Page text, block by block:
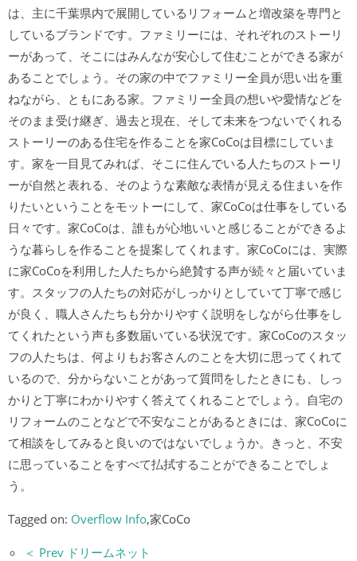
は、主に千葉県内で展開しているリフォームと増改築を専門と
しているブランドです。ファミリーには、それぞれのストーリ
ーがあって、そこにはみんなが安心して住むことができる家が
あることでしょう。その家の中でファミリー全員が思い出を重
ねながら、ともにある家。ファミリー全員の想いや愛情などを
そのまま受け継ぎ、過去と現在、そして未来をつないでくれる
ストーリーのある住宅を作ることを家CoCoは目標にしていま
す。家を一目見てみれば、そこに住んでいる人たちのストーリ
ーが自然と表れる、そのような素敵な表情が見える住まいを作
りたいということをモットーにして、家CoCoは仕事をしている
日々です。家CoCoは、誰もが心地いいと感じることができるよ
うな暮らしを作ることを提案してくれます。家CoCoには、実際
に家CoCoを利用した人たちから絶賛する声が続々と届いていま
す。スタッフの人たちの対応がしっかりとしていて丁寧で感じ
が良く、職人さんたちも分かりやすく説明をしながら仕事をし
てくれたという声も多数届いている状況です。家CoCoのスタッ
フの人たちは、何よりもお客さんのことを大切に思ってくれて
いるので、分からないことがあって質問をしたときにも、しっ
かりと丁寧にわかりやすく答えてくれることでしょう。自宅の
リフォームのことなどで不安なことがあるときには、家CoCoに
て相談をしてみると良いのではないでしょうか。きっと、不安
に思っていることをすべて払拭することができることでしょ
う。
Tagged on: Overflow Info,家CoCo
＜ Prev ドリームネット